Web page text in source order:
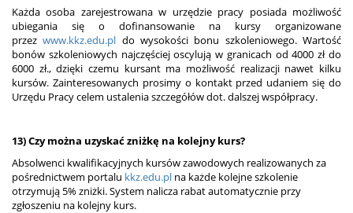
Każda osoba zarejestrowana w urzędzie pracy posiada możliwość
ubiegania się o dofinansowanie na kursy organizowane
przezwww.kkz.edu.pl do wysokości bonu szkoleniowego. Wartość
bonów szkoleniowych najczęściej oscylują w granicach od 4000 zł do
6000 zł., dzięki czemu kursant ma możliwość realizacji nawet kilku
kursów. Zainteresowanych prosimy o kontakt przed udaniem się do
Urzędu Pracy celem ustalenia szczegółów dot. dalszej współpracy.
13) Czy można uzyskać zniżkę na kolejny kurs?
Absolwenci kwalifikacyjnych kursów zawodowych realizowanych za
pośrednictwem portalu kkz.edu.pl na każde kolejne szkolenie
otrzymują 5% zniżki. System nalicza rabat automatycznie przy
zgłoszeniu na kolejny kurs.